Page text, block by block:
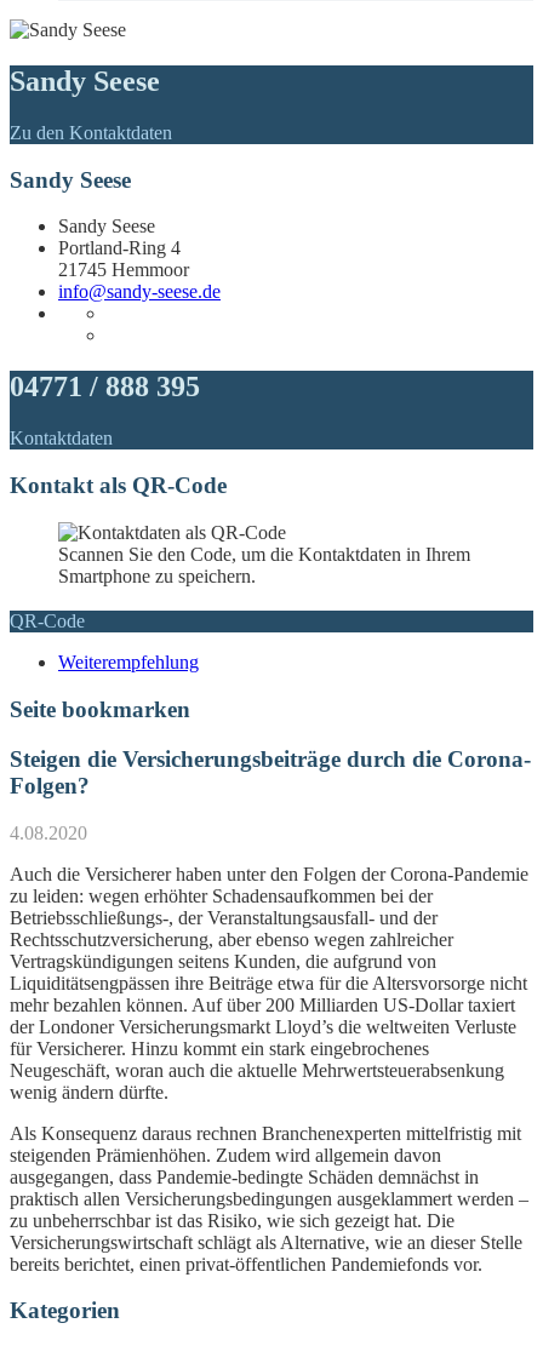
Sandy Seese
Zu den Kontaktdaten
Sandy Seese
Sandy Seese
Portland-Ring 4
21745 Hemmoor
info@sandy-seese.de
04771 / 888 395
Kontaktdaten
Kontakt als QR-Code
Scannen Sie den Code, um die Kontaktdaten in Ihrem
Smartphone zu speichern.
QR-Code
Weiterempfehlung
Seite bookmarken
Steigen die Versicherungsbeiträge durch die Corona-
Folgen?
4.08.2020
Auch die Versicherer haben unter den Folgen der Corona-Pandemie
zu leiden: wegen erhöhter Schadensaufkommen bei der
Betriebsschließungs-, der Veranstaltungsausfall- und der
Rechtsschutzversicherung, aber ebenso wegen zahlreicher
Vertragskündigungen seitens Kunden, die aufgrund von
Liquiditätsengpässen ihre Beiträge etwa für die Altersvorsorge nicht
mehr bezahlen können. Auf über 200 Milliarden US-Dollar taxiert
der Londoner Versicherungsmarkt Lloyd’s die weltweiten Verluste
für Versicherer. Hinzu kommt ein stark eingebrochenes
Neugeschäft, woran auch die aktuelle Mehrwertsteuerabsenkung
wenig ändern dürfte.
Als Konsequenz daraus rechnen Branchenexperten mittelfristig mit
steigenden Prämienhöhen. Zudem wird allgemein davon
ausgegangen, dass Pandemie-bedingte Schäden demnächst in
praktisch allen Versicherungsbedingungen ausgeklammert werden –
zu unbeherrschbar ist das Risiko, wie sich gezeigt hat. Die
Versicherungswirtschaft schlägt als Alternative, wie an dieser Stelle
bereits berichtet, einen privat-öffentlichen Pandemiefonds vor.
Kategorien